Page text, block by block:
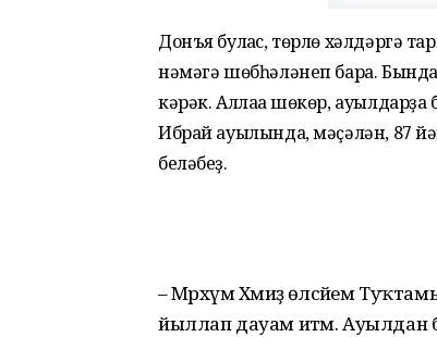
Донъя булғас, төрлө хәлдәргә
нәмәгә шөб­һәләнеп бара.
кәрәк. Аллаға шөкөр, ауылдарҙа
Ибрай ауылында, мәҫәлән, 87
беләбеҙ.
– Мәрхүмә Хәмиҙә өләсәйем
йыллап дауам итәм. Ауылдан